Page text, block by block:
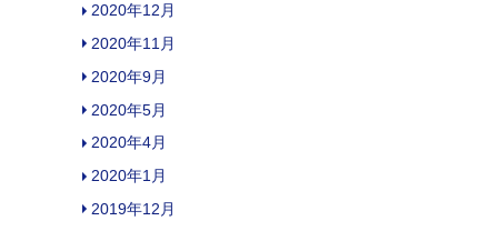
2020年12月
2020年11月
2020年9月
2020年5月
2020年4月
2020年1月
2019年12月